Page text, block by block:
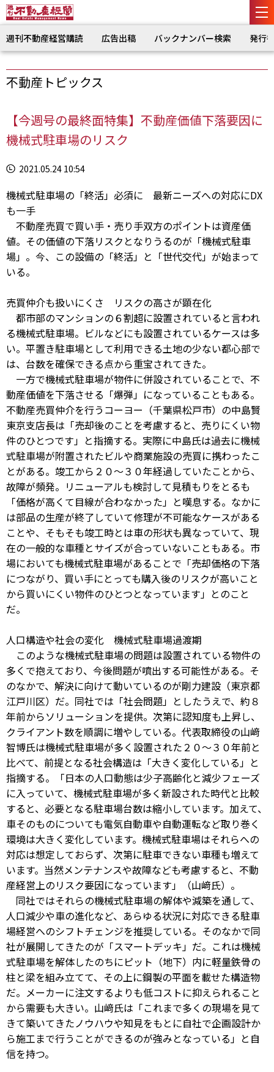
週刊不動産経営購読 広告出稿 バックナンバー検索 発行
不動産トピックス
【今週号の最終面特集】不動産価値下落要因に
機械式駐車場のリスク
2021.05.24 10:54
機械式駐車場の「終活」必須に 最新ニーズへの対応にDX
も一手
不動産売買で買い手・売り手双方のポイントは資産価
値。その価値の下落リスクとなりうるのが「機械式駐車
場」。今、この設備の「終活」と「世代交代」が始まって
いる。
売買仲介も扱いにくさ リスクの高さが顕在化
都市部のマンションの６割超に設置されていると言われ
る機械式駐車場。ビルなどにも設置されているケースは多
い。平置き駐車場として利用できる土地の少ない都心部で
は、台数を確保できる点から重宝されてきた。
一方で機械式駐車場が物件に併設されていることで、不
動産価値を下落させる「爆弾」になっていることもある。
不動産売買仲介を行うコーヨー（千葉県松戸市）の中島賢
東京支店長は「売却後のことを考慮すると、売りにくい物
件のひとつです」と指摘する。実際に中島氏は過去に機械
式駐車場が附置されたビルや商業施設の売買に携わったこ
とがある。竣工から２０～３０年経過していたことから、
故障が頻発。リニューアルも検討して見積もりをとるも
「価格が高くて目線が合わなかった」と嘆息する。なかに
は部品の生産が終了していて修理が不可能なケースがある
ことや、そもそも竣工時とは車の形状も異なっていて、現
在の一般的な車種とサイズが合っていないこともある。市
場においても機械式駐車場があることで「売却価格の下落
につながり、買い手にとっても購入後のリスクが高いこと
から買いにくい物件のひとつとなっています」とのこと
だ。
人口構造や社会の変化 機械式駐車場過渡期
このような機械式駐車場の問題は設置されている物件の
多くで抱えており、今後問題が噴出する可能性がある。そ
のなかで、解決に向けて動いているのが剛力建設（東京都
江戸川区）だ。同社では「社会問題」としたうえで、約８
年前からソリューションを提供。次第に認知度も上昇し、
クライアント数を順調に増やしている。代表取締役の山﨑
智博氏は機械式駐車場が多く設置された２０～３０年前と
比べて、前提となる社会構造は「大きく変化している」と
指摘する。「日本の人口動態は少子高齢化と減少フェーズ
に入っていて、機械式駐車場が多く新設された時代と比較
すると、必要となる駐車場台数は縮小しています。加えて、
車そのものについても電気自動車や自動運転など取り巻く
環境は大きく変化しています。機械式駐車場はそれらへの
対応は想定しておらず、次第に駐車できない車種も増えて
います。当然メンテナンスや故障なども考慮すると、不動
産経営上のリスク要因になっています」（山﨑氏）。
同社ではそれらの機械式駐車場の解体や減築を通して、
人口減少や車の進化など、あらゆる状況に対応できる駐車
場経営へのシフトチェンジを推奨している。そのなかで同
社が展開してきたのが「スマートデッキ」だ。これは機械
式駐車場を解体したのちにピット（地下）内に軽量鉄骨の
柱と梁を組み立てて、その上に鋼製の平面を載せた構造物
だ。メーカーに注文するよりも低コストに抑えられること
から需要も大きい。山﨑氏は「これまで多くの現場を見て
きて築いてきたノウハウや知見をもとに自社で企画設計か
ら施工まで行うことができるのが強みとなっている」と自
信を持つ。